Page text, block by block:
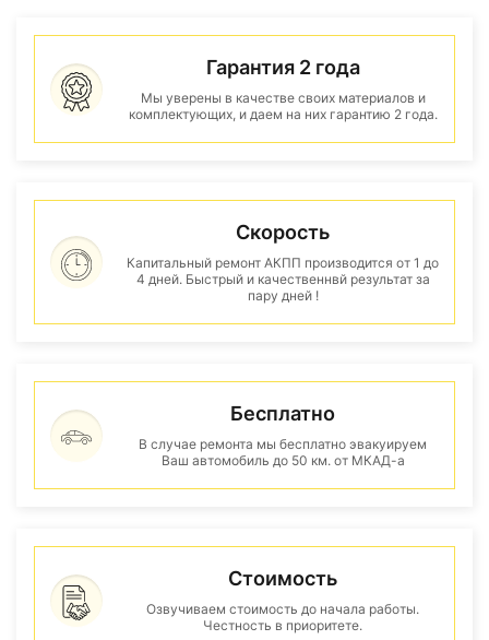
Гарантия 2 года
Мы уверены в качестве своих материалов и
комплектующих, и даем на них гарантию 2 года.
Скорость
Капитальный ремонт АКПП производится от 1 до
4 дней. Быстрый и качественнвй результат за
пару дней !
Бесплатно
В случае ремонта мы бесплатно эвакуируем
Ваш автомобиль до 50 км. от МКАД-а
Стоимость
Озвучиваем стоимость до начала работы.
Честность в приоритете.